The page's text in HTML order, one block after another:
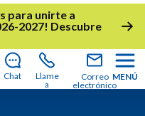
para unirte a
2027! Descubre
Chat
Llame
a
Correo
electrónico
MENÚ